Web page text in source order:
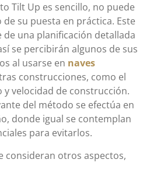
Tilt Up es sencillo, no puede
su puesta en práctica. Este
una planificación detallada
se percibirán algunos de sus
al usarse en naves
construcciones, como el
velocidad de construcción.
del método se efectúa en
donde igual se contemplan
para evitarlos.
consideran otros aspectos,